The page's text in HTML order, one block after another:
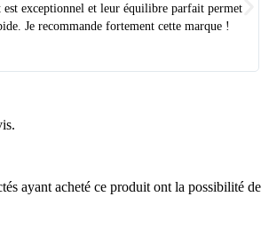
est exceptionnel et leur équilibre parfait permet
Je recommande fortement cette marque !
ayant acheté ce produit ont la possibilité de